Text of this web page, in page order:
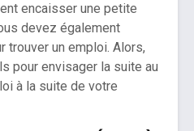
encaisser une petite
devez également
trouver un emploi. Alors,
pour envisager la suite au
à la suite de votre